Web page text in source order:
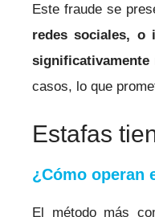
Este fraude se
redes sociales, o
casos, lo que
Estafas
¿Cómo operan
El método más